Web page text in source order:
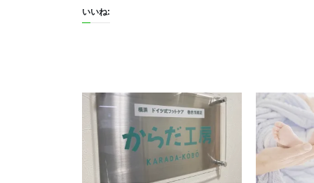
いいね: